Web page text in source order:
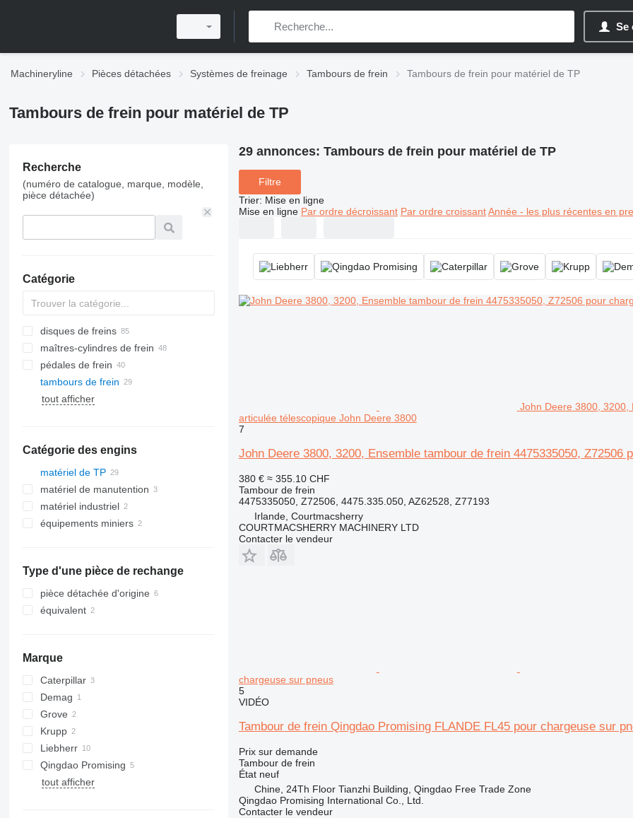
Se
Machineryline Pièces détachées Systèmes de freinage Tambours de frein Tambours de frein pour matériel de TP
Tambours de frein pour matériel de TP
Recherche
(numéro de catalogue, marque, modèle,
pièce détachée)
Catégorie
disques de freins
maîtres-cylindres de frein
pédales de frein
tambours de frein
tout afficher
Catégorie des engins
matériel de TP
excavateurs
grues
grues mobiles
engins de terrassement
chargeuses articulées
chargeuses sur pneus
matériel de manutention
chariots élévateurs
chariots élévateurs diesel
matériel industriel
équipements miniers
tombereaux rigides
Type d'une pièce de rechange
pièce détachée d'origine
équivalent
Marque
Caterpillar
D series
Demag
AC
SD
Grove
GMK
3200
3800
Z-series
Krupp
Liebherr
LTM
Qingdao Promising
EW
tout afficher
29 annonces: Tambours de frein pour matériel de TP
Filtre
Trier: Mise en ligne
Mise en ligne Par ordre décroissant Par ordre croissant Année - les plus récentes en
John Deere 3800,
articulée télescopique John Deere 3800
7
John Deere 3800, 3200, Ensemble tambour de frein 4475335050,
380 € ≈ 355.10 CHF
Tambour de frein
4475335050, Z72506, 4475.335.050, AZ62528, Z77193
Irlande, Courtmacsherry
COURTMACSHERRY MACHINERY LTD
Contacter le vendeur
chargeuse sur pneus
5
VIDÉO
Tambour de frein Qingdao Promising FLANDE FL45 pour chargeuse sur
Prix sur demande
Tambour de frein
Étatneuf
Chine, 24Th Floor Tianzhi Building, Qingdao Free Trade Zone
Qingdao Promising International Co., Ltd.
Contacter le vendeur